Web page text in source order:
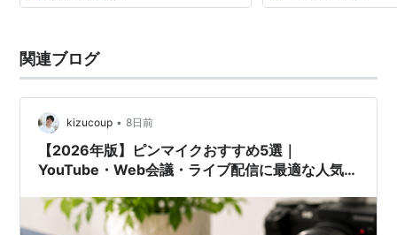
関連ブログ
kizucoup • 8日前
【2026年版】ピンマイクおすすめ5選｜
YouTube・Web会議・ライブ配信に最適な人気モ